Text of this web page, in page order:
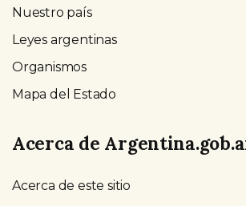
Nuestro país
Leyes argentinas
Organismos
Mapa del Estado
Acerca de
Acerca de este sitio